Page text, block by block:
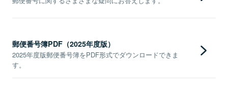
郵便番号簿PDF（2025年度版）
2025年度版郵便番号簿をPDF形式でダウンロードできま
す。